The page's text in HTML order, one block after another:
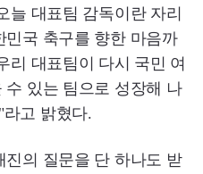
늘 대표팀 감독이란 자리
민국 축구를 향한 마음까
리 대표팀이 다시 국민 여
수 있는 팀으로 성장해 나
고 밝혔다.
의 질문을 단 하나도 받